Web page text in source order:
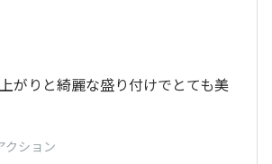
がりと綺麗な盛り付けでとても美
クション